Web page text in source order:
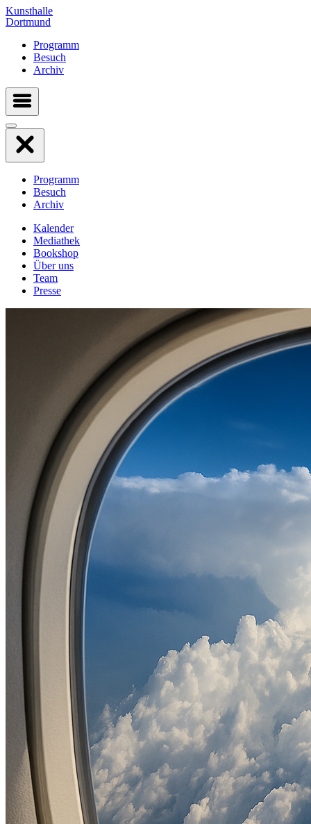
Kunsthalle
Dortmund
Programm
Besuch
Archiv
Programm
Besuch
Archiv
Kalender
Mediathek
Bookshop
Über uns
Team
Presse